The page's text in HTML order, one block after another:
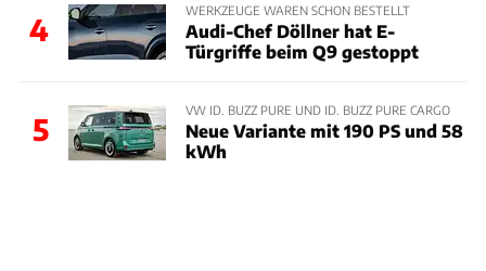
4
WERKZEUGE WAREN SCHON BESTELLT
Audi-Chef Döllner hat E-
Türgriffe beim Q9 gestoppt
5
VW ID. BUZZ PURE UND ID. BUZZ PURE CARGO
Neue Variante mit 190 PS und 58
kWh